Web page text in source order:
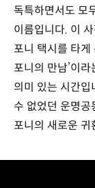
독특하면서도 모
이름입니다. 이
포니 택시를 타게
포니의 만남’이
의미 있는 시간
수 없었던 운명공
포니의 새로운 귀